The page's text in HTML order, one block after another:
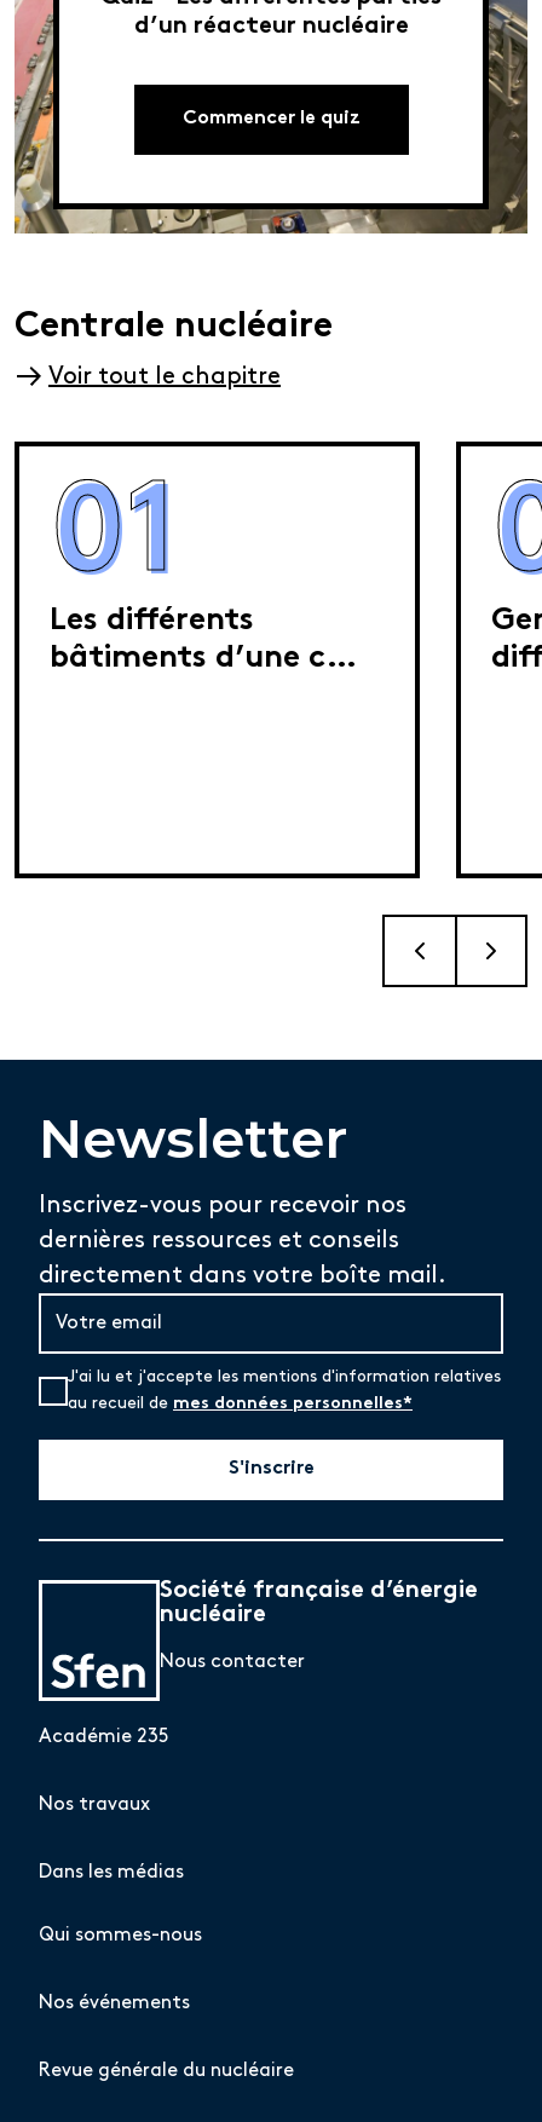
d’un réacteur nucléaire
Commencer le quiz
Centrale nucléaire
Voir tout le chapitre
01
Les différents
bâtiments d’une c…
Newsletter
Inscrivez-vous pour recevoir nos
dernières ressources et conseils
directement dans votre boîte mail.
J'ai lu et j'accepte les mentions d'information relatives
au recueil de mes données personnelles*
S'inscrire
Société française d’énergie
nucléaire
Nous contacter
Académie 235
Nos travaux
Dans les médias
Qui sommes-nous
Nos événements
Revue générale du nucléaire